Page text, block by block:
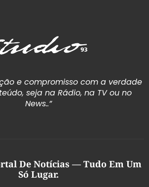
e compromisso com a verdade
seja na Rádio, na TV ou no
News..”
De Notícias — Tudo Em Um
Só Lugar.